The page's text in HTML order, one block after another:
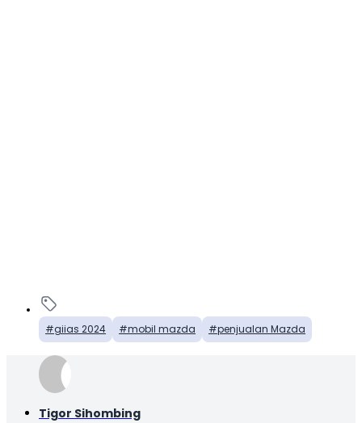
giias 2024 mobil mazda penjualan Mazda
Tigor Sihombing